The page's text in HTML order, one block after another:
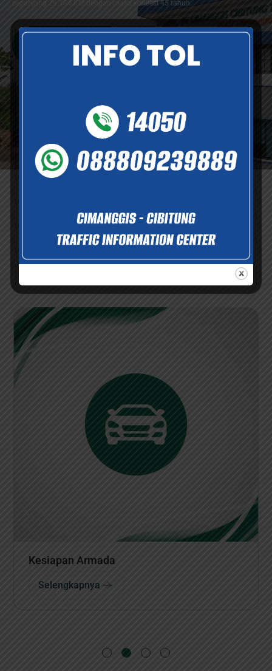
sepanjang 26.184 KM dengan masa konsesi 45 tahun.
Selengkapnya
Informasi dan Layanan
Informasi dan dukungan layanan yang tersedia demi
Siaran Pers
Selengkapnya